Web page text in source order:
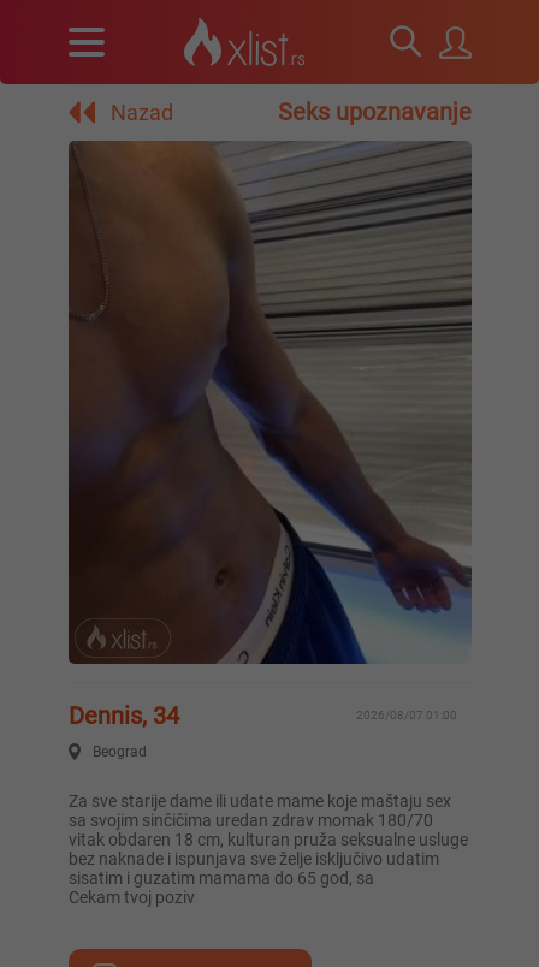
Nazad Seks upoznavanje
Dennis, 34 2026/08/07 01:00
Beograd
Za sve starije dame ili udate mame koje maštaju sex
sa svojim sinčičima uredan zdrav momak 180/70
vitak obdaren 18 cm, kulturan pruža seksualne usluge
bez naknade i ispunjava sve želje isključivo udatim
sisatim i guzatim mamama do 65 god, sa
Cekam tvoj poziv